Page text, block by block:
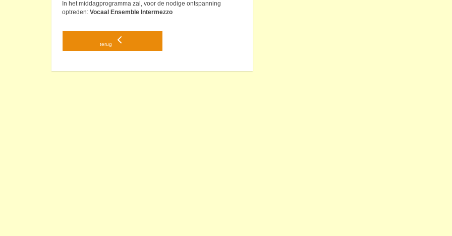
In het middagprogramma zal, voor de nodige ontspanning
optreden:Vocaal Ensemble Intermezzo
terug